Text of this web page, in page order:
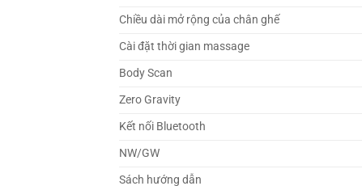
Chiều dài mở rộng của chân ghế
Cài đặt thời gian massage
Body Scan
Zero Gravity
Kết nối Bluetooth
NW/GW
Sách hướng dẫn